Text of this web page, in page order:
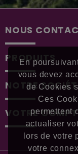
En
vous devez
de Cookies
Ces
permettent
actualiser
lors de votre
votre
NOUS
PRODUITS
NOTRE
VOTRE